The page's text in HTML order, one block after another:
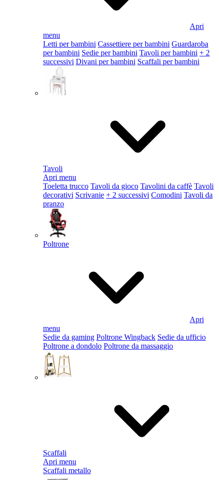
Apri
menu
Letti per bambini Cassettiere per bambini Guardaroba
per bambini Sedie per bambini Tavoli per bambini + 2
successivi Divani per bambini Scaffali per bambini
Tavoli
Apri menu
Toeletta trucco Tavoli da gioco Tavolini da caffè Tavoli
decorativi Scrivanie + 2 successivi Comodini Tavoli da
pranzo
Poltrone
Apri
menu
Sedie da gaming Poltrone Wingback Sedie da ufficio
Poltrone a dondolo Poltrone da massaggio
Scaffali
Apri menu
Scaffali metallo